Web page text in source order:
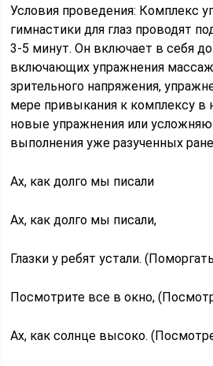
Условия проведения: Комплекс
гимнастики для глаз проводят
3-5 минут. Он включает в себя
включающих упражнения
зрительного напряжения,
мере привыкания к комплексу в
новые упражнения или
выполнения уже разученных
Ах, как долго мы писали
Ах, как долго мы писали,
Глазки у ребят устали.
Посмотрите все в окно,
Ах, как солнце высоко.